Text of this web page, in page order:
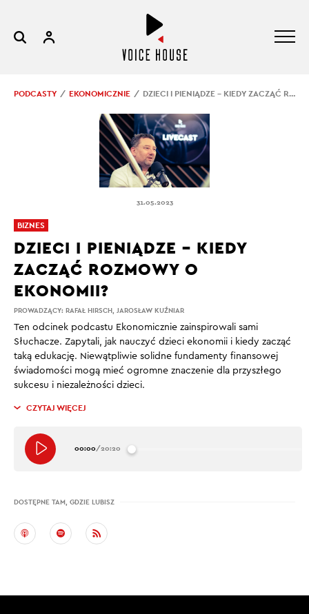
PODCASTY EKONOMICZNIE DZIECI I PIENIĄDZE – KIEDY ZACZĄĆ ROZMOWY O EKONOMII?
31.05.2023
PROWADZĄCY: RAFAŁ HIRSCH, JAROSŁAW KUŹNIAR
DZIECI I PIENIĄDZE – KIEDY
ZACZĄĆ ROZMOWY O
EKONOMII?
Ten odcinek podcastu Ekonomicznie zainspirowali sami
Słuchacze. Zapytali, jak nauczyć dzieci ekonomii i kiedy zacząć
taką edukację. Niewątpliwie solidne fundamenty finansowej
świadomości mogą mieć ogromne znaczenie dla przyszłego
sukcesu i niezależności dzieci.
CZYTAJ WIĘCEJ
00:00/20:20
DOSTĘPNE TAM, GDZIE LUBISZ
BIZNES